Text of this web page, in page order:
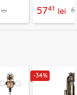
lei 5741 lei
-34%